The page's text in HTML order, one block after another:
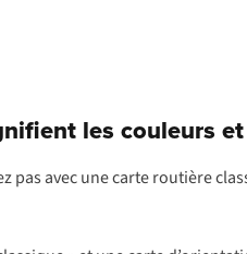
les couleurs
pas avec une carte routière